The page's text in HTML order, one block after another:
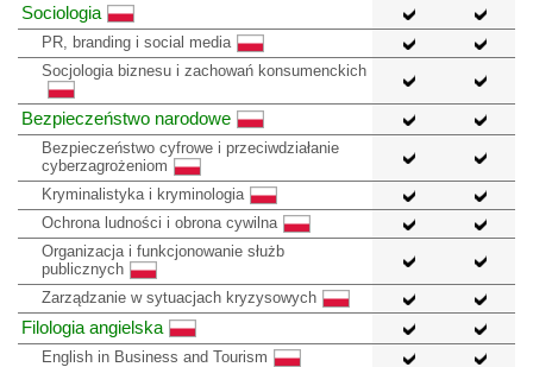
Sociologia
PR, branding i social media
Socjologia biznesu i zachowań konsumenckich
Bezpieczeństwo narodowe
Bezpieczeństwo cyfrowe i przeciwdziałanie
cyberzagrożeniom
Kryminalistyka i kryminologia
Ochrona ludności i obrona cywilna
Organizacja i funkcjonowanie służb
publicznych
Zarządzanie w sytuacjach kryzysowych
Filologia angielska
English in Business and Tourism